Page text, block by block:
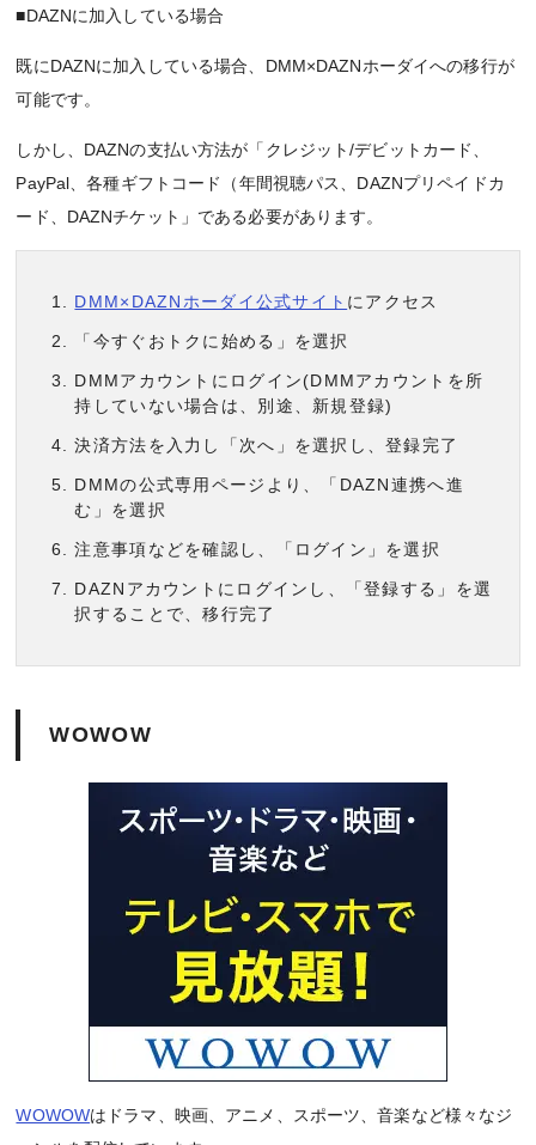
■DAZNに加入している場合
既にDAZNに加入している場合、DMM×DAZNホーダイへの移行が
可能です。
しかし、DAZNの支払い方法が「クレジット/デビットカード、
PayPal、各種ギフトコード（年間視聴パス、DAZNプリペイドカ
ード、DAZNチケット」である必要があります。
DMM×DAZNホーダイ公式サイト にアクセス
「今すぐおトクに始める」を選択
DMMアカウントにログイン(DMMアカウントを所
持していない場合は、別途、新規登録)
決済方法を入力し「次へ」を選択し、登録完了
DMMの公式専用ページより、「DAZN連携へ進
む」を選択
注意事項などを確認し、「ログイン」を選択
DAZNアカウントにログインし、「登録する」を選
択することで、移行完了
WOWOW
WOWOWはドラマ、映画、アニメ、スポーツ、音楽など様々なジ